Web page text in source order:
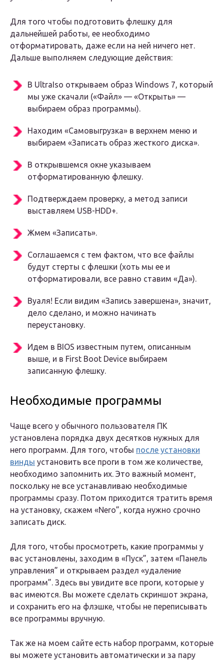
Для того чтобы подготовить флешку для
дальнейшей работы, ее необходимо
отформатировать, даже если на ней ничего нет.
Дальше выполняем следующие действия:
В UltraIso открываем образ Windows 7, который
мы уже скачали («Файл» — «Открыть» —
выбираем образ программы).
Находим «Самовыгрузка» в верхнем меню и
выбираем «Записать образ жесткого диска».
В открывшемся окне указываем
отформатированную флешку.
Подтверждаем проверку, а метод записи
выставляем USB-HDD+.
Жмем «Записать».
Соглашаемся с тем фактом, что все файлы
будут стерты с флешки (хоть мы ее и
отформатировали, все равно ставим «Да»).
Вуаля! Если видим «Запись завершена», значит,
дело сделано, и можно начинать
переустановку.
Идем в BIOS известным путем, описанным
выше, и в First Boot Device выбираем
записанную флешку.
Необходимые программы
Чаще всего у обычного пользователя ПК
установлена порядка двух десятков нужных для
него программ. Для того, чтобы после установки
винды установить все проги в том же количестве,
необходимо запомнить их. Это важный момент,
поскольку не все устанавливаю необходимые
программы сразу. Потом приходится тратить время
на установку, скажем «Nero”, когда нужно срочно
записать диск.
Для того, чтобы просмотреть, какие программы у
вас установлены, заходим в «Пуск”, затем «Панель
управления” и открываем раздел «удаление
программ”. Здесь вы увидите все проги, которые у
вас имеются. Вы можете сделать скриншот экрана,
и сохранить его на флэшке, чтобы не переписывать
все программы вручную.
Так же на моем сайте есть набор программ, которые
вы можете установить автоматически и за пару